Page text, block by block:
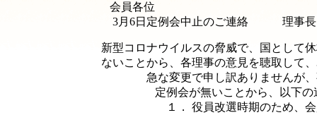
会員各位
3月6日定例会中止のご連絡 理事長
新型コロナウイルスの脅威で、国として休校な
ないことから、各理事の意見を聴取して、
急な変更で申し訳ありませんが
定例会が無いことから、以下
１． 役員改選時期のため、